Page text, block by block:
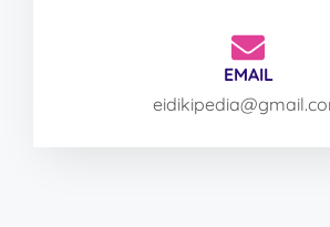
EMAIL